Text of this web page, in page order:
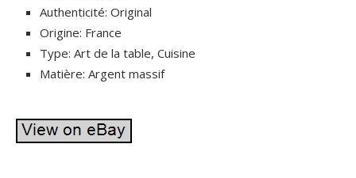
Authenticité: Original
Origine: France
Type: Art de la table, Cuisine
Matière: Argent massif